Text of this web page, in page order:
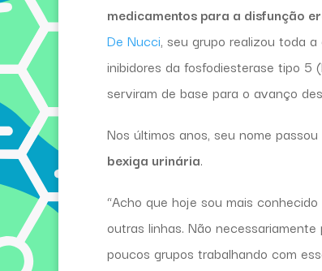
medicamentos para a disfunção
De Nucci, seu grupo realizou toda
inibidores da fosfodiesterase tipo 5
serviram de base para o avanço
Nos últimos anos, seu nome
bexiga urinária.
“Acho que hoje sou mais
outras linhas. Não
poucos grupos trabalhando com